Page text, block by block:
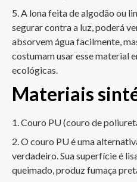
A lona feita de algodão ou
segurar contra a luz, poderá
absorvem água facilmente,
costumam usar esse material
ecológicas.
Materiais
Couro PU (couro de
O couro PU é uma
verdadeiro. Sua superfície é
queimado, produz fumaça